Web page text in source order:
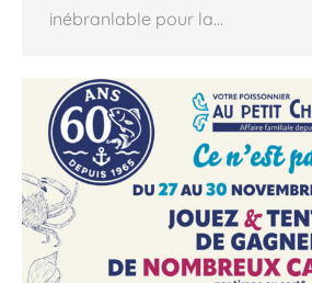
inébranlable pour la…